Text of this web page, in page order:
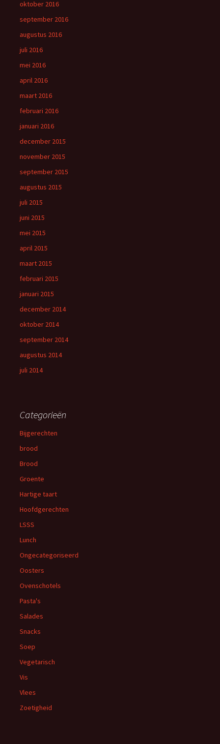
oktober 2016
september 2016
augustus 2016
juli 2016
mei 2016
april 2016
maart 2016
februari 2016
januari 2016
december 2015
november 2015
september 2015
augustus 2015
juli 2015
juni 2015
mei 2015
april 2015
maart 2015
februari 2015
januari 2015
december 2014
oktober 2014
september 2014
augustus 2014
juli 2014
Categorieën
Bijgerechten
brood
Brood
Groente
Hartige taart
Hoofdgerechten
LSSS
Lunch
Ongecategoriseerd
Oosters
Ovenschotels
Pasta's
Salades
Snacks
Soep
Vegetarisch
Vis
Vlees
Zoetigheid